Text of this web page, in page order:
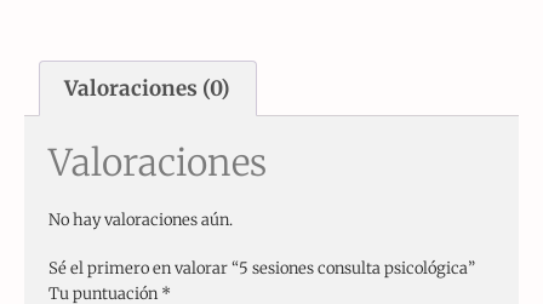
Valoraciones (0)
Valoraciones
No hay valoraciones aún.
Sé el primero en valorar “5 sesiones consulta psicológica”
Tu puntuación *